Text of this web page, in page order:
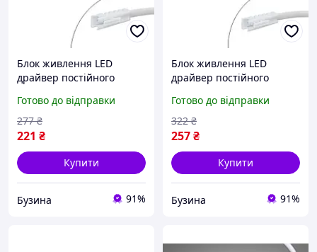
Блок живлення LED
драйвер постійного
AC220В - DC54-87В buzyna
Готово до відправки
221 ₴
277 ₴
Купити
Бузина 91%
Блок живлення LED
драйвер постійного
AC220В DC75-135В buzyna
Готово до відправки
257₴
322 ₴
Купити
Бузина 91%